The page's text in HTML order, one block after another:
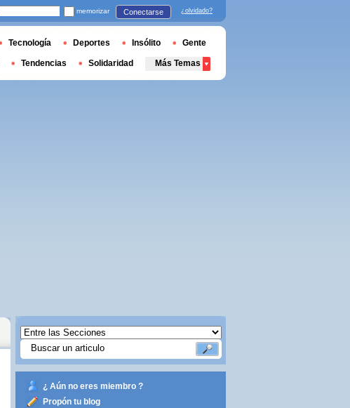
¿ Aún no eres miembro ?
Propón tu blog
memorizar Conectarse ¿olvidado?
Tecnología Deportes Insólito Gente
Tendencias Solidaridad Más Temas